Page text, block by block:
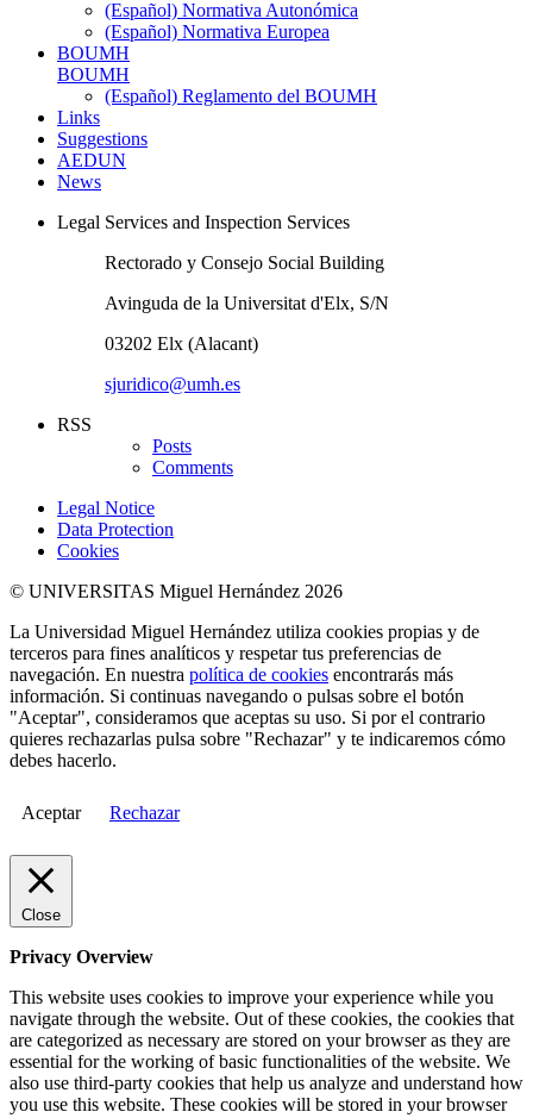
(Español) Normativa Autonómica
(Español) Normativa Europea
BOUMH
BOUMH
(Español) Reglamento del BOUMH
Links
Suggestions
AEDUN
News
Legal Services and Inspection Services
Rectorado y Consejo Social Building
Avinguda de la Universitat d'Elx, S/N
03202 Elx (Alacant)
sjuridico@umh.es
RSS
Posts
Comments
Legal Notice
Data Protection
Cookies
© UNIVERSITAS Miguel Hernández 2026
La Universidad Miguel Hernández utiliza cookies propias y de
terceros para fines analíticos y respetar tus preferencias de
navegación. En nuestra política de cookies encontrarás más
información. Si continuas navegando o pulsas sobre el botón
"Aceptar", consideramos que aceptas su uso. Si por el contrario
quieres rechazarlas pulsa sobre "Rechazar" y te indicaremos cómo
debes hacerlo.
Aceptar Rechazar
Close
Privacy Overview
This website uses cookies to improve your experience while you
navigate through the website. Out of these cookies, the cookies that
are categorized as necessary are stored on your browser as they are
essential for the working of basic functionalities of the website. We
also use third-party cookies that help us analyze and understand how
you use this website. These cookies will be stored in your browser